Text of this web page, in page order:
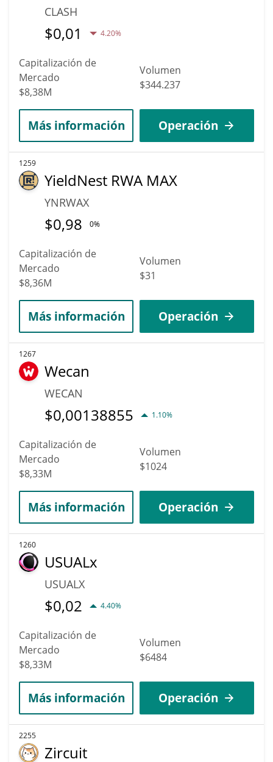
CLASH
$0,01 4.20%
Capitalización de
Mercado
$8,38M
Volumen
$344.237
Más información Operación
1259
YieldNest RWA MAX
YNRWAX
$0,98 0%
Capitalización de
Mercado
$8,36M
Volumen
$31
Más información Operación
1267
Wecan
WECAN
$0,00138855 1.10%
Capitalización de
Mercado
$8,33M
Volumen
$1024
Más información Operación
1260
USUALx
USUALX
$0,02 4.40%
Capitalización de
Mercado
$8,33M
Volumen
$6484
Más información Operación
2255
Zircuit